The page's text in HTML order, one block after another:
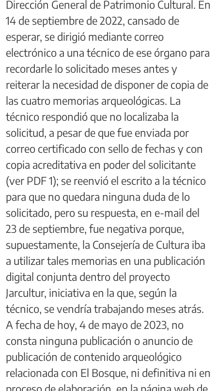
Dirección General de Patrimonio Cultural. En
14 de septiembre de 2022, cansado de
esperar, se dirigió mediante correo
electrónico a una técnico de ese órgano para
recordarle lo solicitado meses antes y
reiterar la necesidad de disponer de copia de
las cuatro memorias arqueológicas. La
técnico respondió que no localizaba la
solicitud, a pesar de que fue enviada por
correo certificado con sello de fechas y con
copia acreditativa en poder del solicitante
(ver PDF 1); se reenvió el escrito a la técnico
para que no quedara ninguna duda de lo
solicitado, pero su respuesta, en e-mail del
23 de septiembre, fue negativa porque,
supuestamente, la Consejería de Cultura iba
a utilizar tales memorias en una publicación
digital conjunta dentro del proyecto
Jarcultur, iniciativa en la que, según la
técnico, se vendría trabajando meses atrás.
A fecha de hoy, 4 de mayo de 2023, no
consta ninguna publicación o anuncio de
publicación de contenido arqueológico
relacionada con El Bosque, ni definitiva ni en